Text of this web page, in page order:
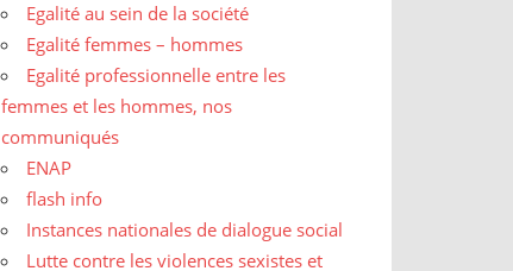
Egalité au sein de la société
Egalité femmes – hommes
Egalité professionnelle entre les
femmes et les hommes, nos
communiqués
ENAP
flash info
Instances nationales de dialogue social
Lutte contre les violences sexistes et